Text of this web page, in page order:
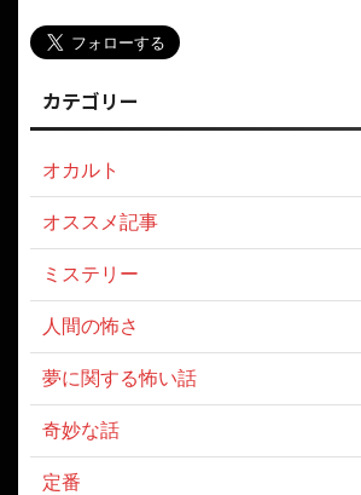
カテゴリー
オカルト
オススメ記事
ミステリー
人間の怖さ
夢に関する怖い話
奇妙な話
定番